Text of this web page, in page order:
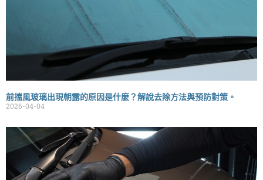
前擋風玻璃出現朝露的原因是什麼？解說去除方法與預防對策。
2026-04-04